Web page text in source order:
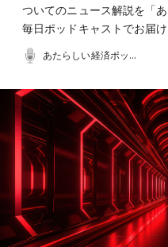
ついてのニュース解説を「
毎日ポッドキャストでお届
あたらしい経済ポッドキャスト